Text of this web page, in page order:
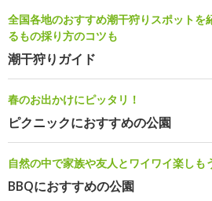
全国各地のおすすめ潮干狩りスポットを
るもの採り方のコツも
潮干狩りガイド
春のお出かけにピッタリ！
ピクニックにおすすめの公園
自然の中で家族や友人とワイワイ楽しも
BBQにおすすめの公園